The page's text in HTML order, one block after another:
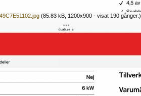
(85.83 kB, 1200x900 - visat 190 gånger.)